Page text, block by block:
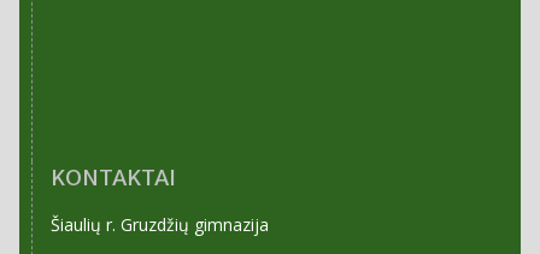
KONTAKTAI
Šiaulių r. Gruzdžių gimnazija